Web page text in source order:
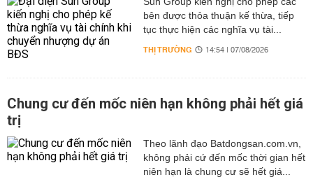
bên được thỏa thuận kế thừa, tiếp
tục thực hiện các nghĩa vụ tài...
THỊ TRƯỜNG 14:54 | 07/08/2026
Chung cư đến mốc niên hạn không phải hết giá
trị
Theo lãnh đạo Batdongsan.com.vn,
không phải cứ đến mốc thời gian hết
niên hạn là chung cư sẽ hết giá...